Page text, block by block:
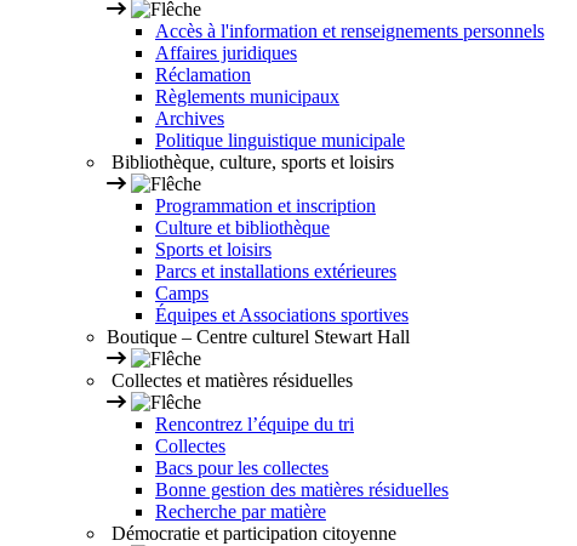
Accès à l'information et renseignements personnels
Affaires juridiques
Réclamation
Règlements municipaux
Archives
Politique linguistique municipale
Bibliothèque, culture, sports et loisirs
Programmation et inscription
Culture et bibliothèque
Sports et loisirs
Parcs et installations extérieures
Camps
Équipes et Associations sportives
Boutique – Centre culturel Stewart Hall
Collectes et matières résiduelles
Rencontrez l’équipe du tri
Collectes
Bacs pour les collectes
Bonne gestion des matières résiduelles
Recherche par matière
Démocratie et participation citoyenne